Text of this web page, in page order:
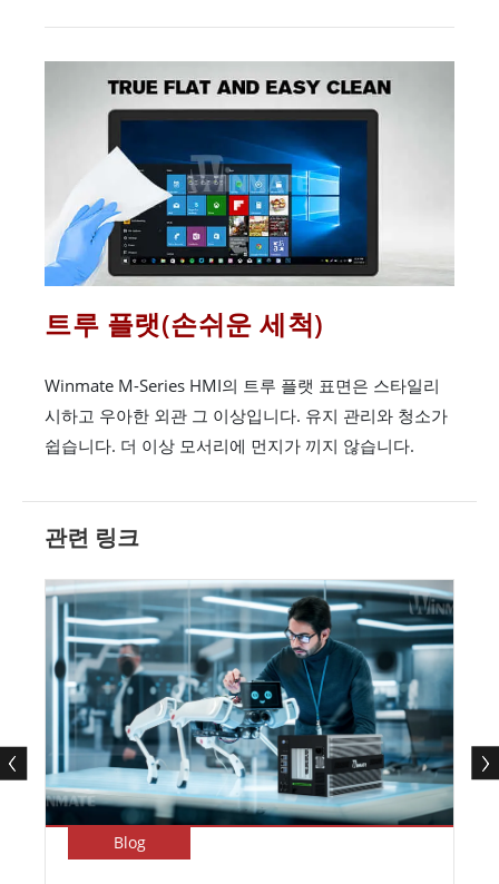
트루 플랫(손쉬운 세척)
Winmate M-Series HMI의 트루 플랫 표면은 스타일리
시하고 우아한 외관 그 이상입니다. 유지 관리와 청소가
쉽습니다. 더 이상 모서리에 먼지가 끼지 않습니다.
관련 링크
Blog